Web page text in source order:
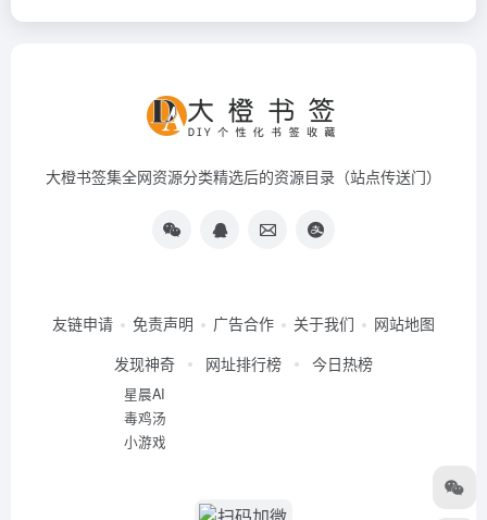
大橙书签集全网资源分类精选后的资源目录（站点传送门）
友链申请 免责声明 广告合作 关于我们
网站地图
发现神奇
星晨AI
毒鸡汤
小游戏
网址排行榜 今日热榜